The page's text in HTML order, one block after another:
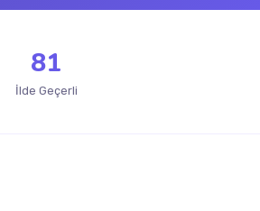
81
İlde Geçerli